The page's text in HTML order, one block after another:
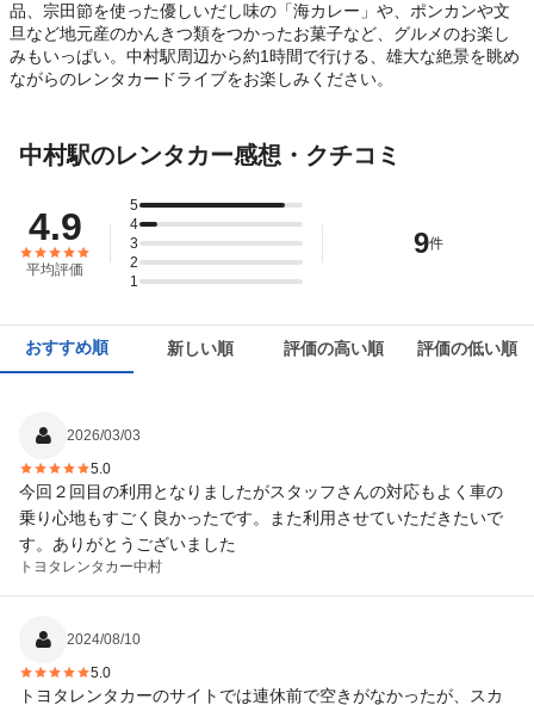
品、宗田節を使った優しいだし味の「海カレー」や、ポンカンや文
旦など地元産のかんきつ類をつかったお菓子など、グルメのお楽し
みもいっぱい。中村駅周辺から約1時間で行ける、雄大な絶景を眺め
ながらのレンタカードライブをお楽しみください。
中村駅のレンタカー感想・クチコミ
4.9
平均評価
5
4
3
2
1
9件
おすすめ順 新しい順 評価の高い順 評価の低い順
2026/03/03
5.0
今回２回目の利用となりましたがスタッフさんの対応もよく車の
乗り心地もすごく良かったです。また利用させていただきたいで
す。ありがとうございました
トヨタレンタカー中村
2024/08/10
5.0
トヨタレンタカーのサイトでは連休前で空きがなかったが、スカ